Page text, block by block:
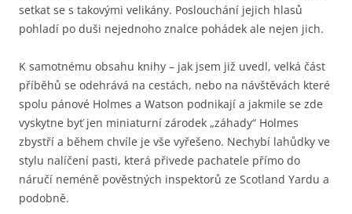
setkat se s takovými velikány. Poslouchání jejich hlasů
pohladí po duši nejednoho znalce pohádek ale nejen jich.
K samotnému obsahu knihy – jak jsem již uvedl, velká část
příběhů se odehrává na cestách, nebo na návštěvách které
spolu pánové Holmes a Watson podnikají a jakmile se zde
vyskytne byť jen miniaturní zárodek „záhady“ Holmes
zbystří a během chvíle je vše vyřešeno. Nechybí lahůdky ve
stylu nalíčení pasti, která přivede pachatele přímo do
náručí neméně pověstných inspektorů ze Scotland Yardu a
podobně.